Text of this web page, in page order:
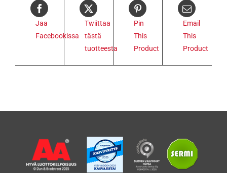
Jaa
Facebookissa
Twiittaa
tästä
tuotteesta
Pin
This
Product
Email
This
Product